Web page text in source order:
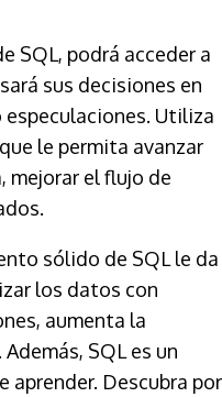
SQL, podrá acceder a
sus decisiones en
especulaciones. Utiliza
le permita avanzar
mejorar el flujo de
sólido de SQL le da
los datos con
aumenta la
SQL es un
Descubra por